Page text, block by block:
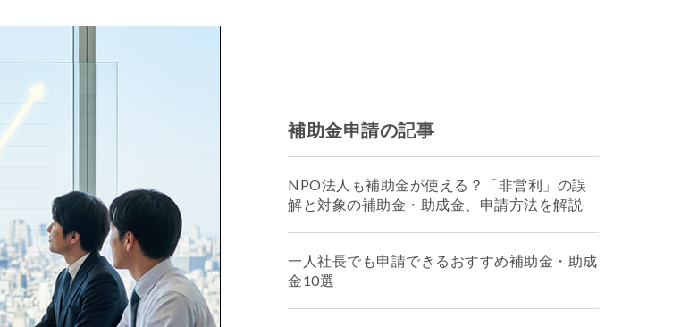
補助金申請の記事
NPO法人も補助金が使える？「非営利」の誤
解と対象の補助金・助成金、申請方法を解説
一人社長でも申請できるおすすめ補助金・助成
金10選